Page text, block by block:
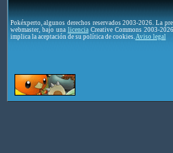
Pokéxperto, algunos derechos reservados 2003-2026. La
webmaster, bajo una licenciaCreative Commons 2003-
implica la aceptación de su política de cookies. Aviso legal